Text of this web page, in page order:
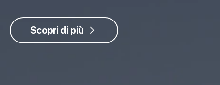
Scopri di più